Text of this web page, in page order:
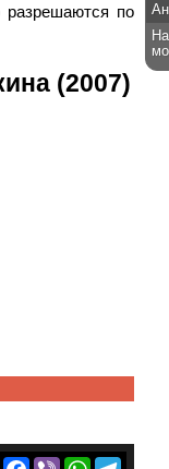
разрешаются по
(2007)
Facebook
ViberWhatsApp